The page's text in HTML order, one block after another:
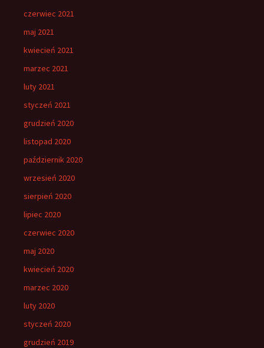
czerwiec 2021
maj 2021
kwiecień 2021
marzec 2021
luty 2021
styczeń 2021
grudzień 2020
listopad 2020
październik 2020
wrzesień 2020
sierpień 2020
lipiec 2020
czerwiec 2020
maj 2020
kwiecień 2020
marzec 2020
luty 2020
styczeń 2020
grudzień 2019